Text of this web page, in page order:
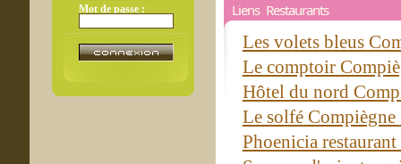
Mot de passe : Liens Restaurants
Les volets bleus
Le comptoir
Hôtel du nord
Le solfé Compiègne
Phoenicia